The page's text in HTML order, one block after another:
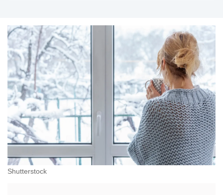
Shutterstock